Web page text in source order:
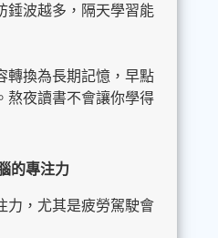
錘波越多，隔天學習能
轉換為長期記憶，早點
熬夜讀書不會讓你學得
的專注力
力，尤其是疲勞駕駛會